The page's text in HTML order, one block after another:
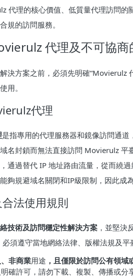
代理的核心價值、低質量代理訪問的
規的訪問服務。
代理及不可協商
決方案之前，必須先明確“Movierulz
用。
代理
是指專用的代理服務器和鏡像訪問通
名封鎖而無法直接訪問 Movierulz
通過替代 IP 地址路由流量，從而繞
夠規避域名關閉和IP級限制，因此成
法使用規則
技術及訪問穩定性解決方案 ，並堅決
須遵守當地網絡法律、版權法規及平
非商業用途 ，且僅限於訪問公有領域
確許可，請勿下載、複製、傳播或分